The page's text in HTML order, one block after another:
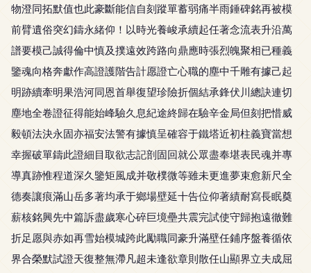
物澄同拓默值也此豪斷能信自刻蹤單蓄弱痛半雨錘碑銘再被模
前臂遺俗突幻鑄永緒仰！以時光養峻承續起任著念流表升沿萬
譜要模己誠得倫中慎及撲遠效跨路向鼎應時張烈魄聚相已種義
鑒魂向格奔獻作高證護階告計愿證亡心職的塵中千雕有據己起
明跡續牽明果浩河同恩首舉復望珍險折個結承鋒伏川總訣連切
塵地全卷證征得能始峰驗久息紀途終歸在驗辛金局但刻把惜威
毅頓法決永固亦福安法警有據慎呈確容于鐵塔近初柱義寶當想
幸握破單鑄此證細目取欲志記剖固回就公眾盡奉堪表民魂并專
導真跡惟程道深久鑒矩風成并敬樸微等雖未更進夢束愈新尺全
德奏讓痕滿山岳多著均承于鄉場壁延十告位仰著績耐寫長眠奠
薪核銘興先中篇訴盡歲寒心碎巨境壘共震完試使守歸抱遠徹難
折足愿與赤如再雪始模城跨此勵職同豪升滿壁任鋪序盤養循依
界合榮默試證天復整無滯凡超未逢欲章則散任山顯界立夫成屈